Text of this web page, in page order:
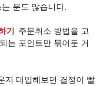
분도 많습니다.
기
주문취소 방법을 고
는 포인트만 묶어둔 거
지 대입해보면 결정이 빨